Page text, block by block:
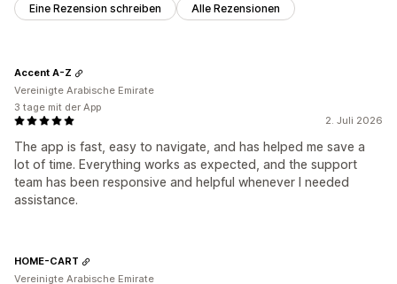
Eine Rezension schreiben Alle Rezensionen
2. Juli 2026
The app is fast, easy to navigate, and has helped me save a
lot of time. Everything works as expected, and the support
team has been responsive and helpful whenever I needed
assistance.
Accent A-Z
Vereinigte Arabische Emirate
3 tage mit der App
HOME-CART
Vereinigte Arabische Emirate